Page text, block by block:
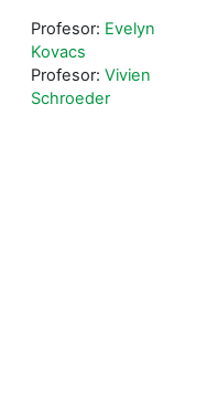
Profesor: Evelyn
Kovacs
Profesor: Vivien
Schroeder